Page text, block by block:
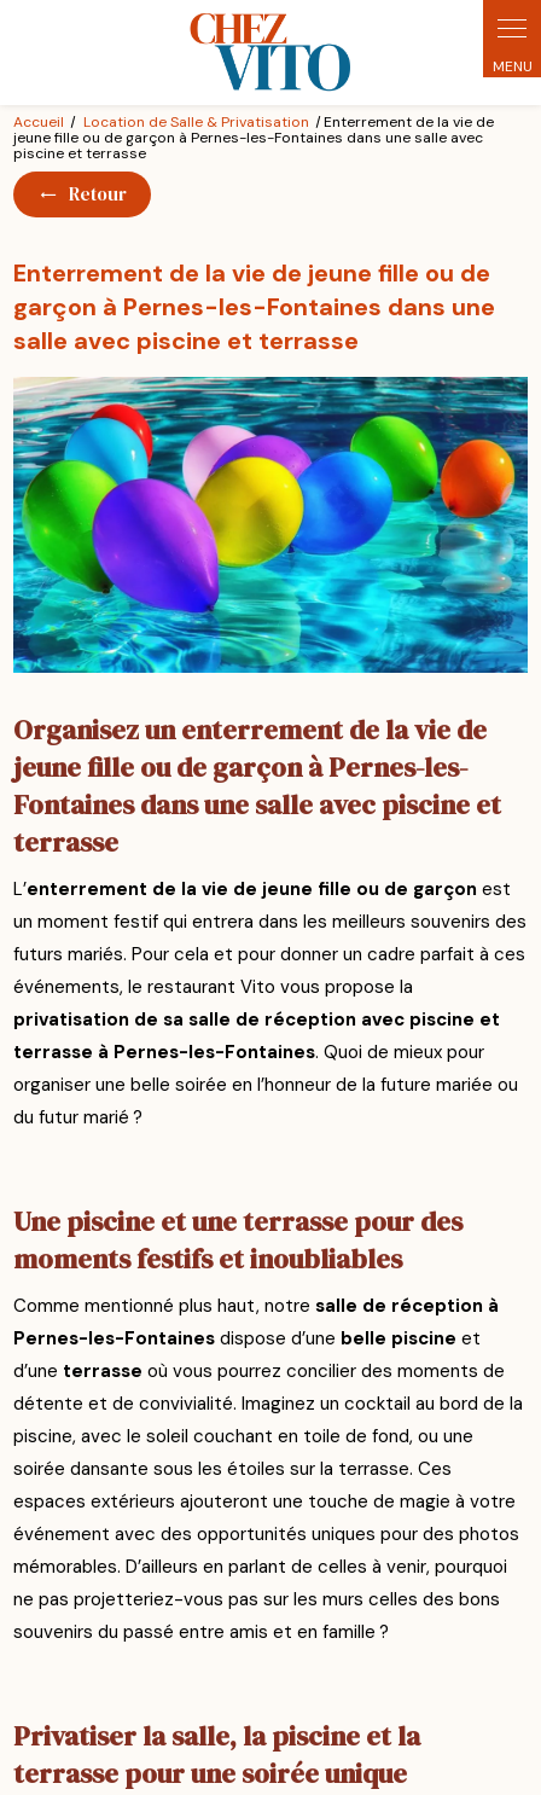
Accueil Location de Salle & Privatisation
Enterrement de la vie de
jeune fille ou de garçon à Pernes-les-Fontaines dans une salle avec
piscine et terrasse
Retour
Enterrement de la vie de jeune fille ou de
garçon à Pernes-les-Fontaines dans une
salle avec piscine et terrasse
Organisez un enterrement de la vie de
jeune fille ou de garçon à Pernes-les-
Fontaines dans une salle avec piscine et
terrasse
L’enterrement de la vie de jeune fille ou de garçon est
un moment festif qui entrera dans les meilleurs souvenirs des
futurs mariés. Pour cela et pour donner un cadre parfait à ces
événements, le restaurant Vito vous propose la
privatisation de sa salle de réception avec piscine et
terrasse à Pernes-les-Fontaines. Quoi de mieux pour
organiser une belle soirée en l’honneur de la future mariée ou
du futur marié ?
Une piscine et une terrasse pour des
moments festifs et inoubliables
Comme mentionné plus haut, notresalle de réception à
Pernes-les-Fontaines dispose d’une belle piscine et
d’une terrasse où vous pourrez concilier des moments de
détente et de convivialité. Imaginez un cocktail au bord de la
piscine, avec le soleil couchant en toile de fond, ou une
soirée dansante sous les étoiles sur la terrasse. Ces
espaces extérieurs ajouteront une touche de magie à votre
événement avec des opportunités uniques pour des photos
mémorables. D’ailleurs en parlant de celles à venir, pourquoi
ne pas projetteriez-vous pas sur les murs celles des bons
souvenirs du passé entre amis et en famille ?
Privatiser la salle, la piscine et la
terrasse pour une soirée unique
Panneau de gestion des cookies